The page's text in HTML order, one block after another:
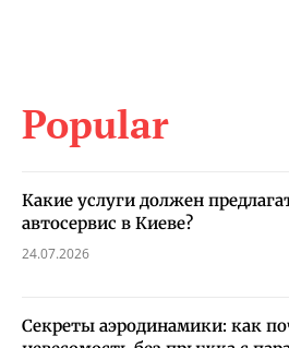
Popular
Какие услуги должен
автосервис в Киеве?
24.07.2026
Секреты аэродинамики: как